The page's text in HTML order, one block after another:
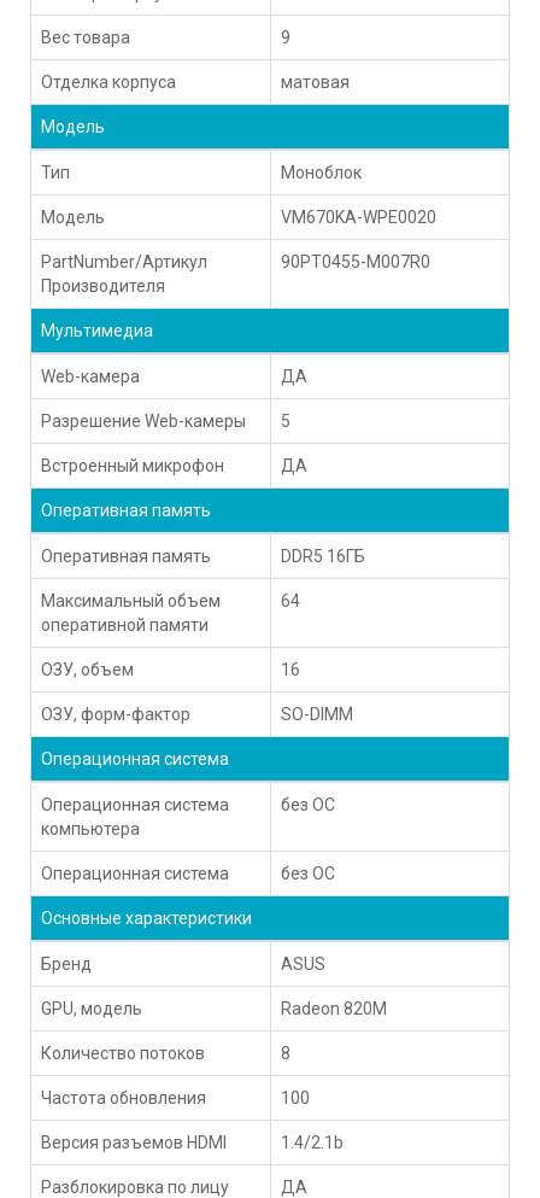
Вес товара 9
Отделка корпуса матовая
Модель
Тип Моноблок
Модель VM670KA-WPE0020
PartNumber/Артикул
Производителя
90PT0455-M007R0
Мультимедиа
Web-камера ДА
Разрешение Web-камеры 5
Встроенный микрофон ДА
Оперативная память
Оперативная память DDR5 16ГБ
Максимальный объем
оперативной памяти
64
ОЗУ, объем 16
ОЗУ, форм-фактор SO-DIMM
Операционная система
Операционная система
компьютера
без ОС
Операционная система без ОС
Основные характеристики
Бренд ASUS
GPU, модель Radeon 820M
Количество потоков 8
Частота обновления 100
Версия разъемов HDMI 1.4/2.1b
Разблокировка по лицу ДА